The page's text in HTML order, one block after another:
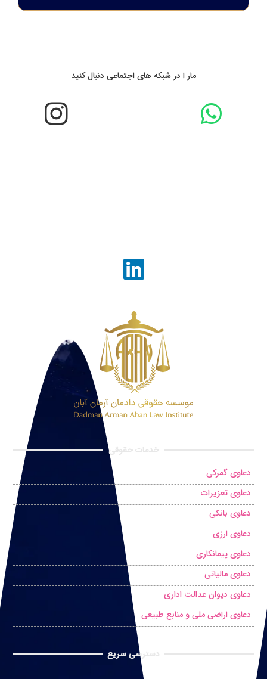
مار ا در شبکه های اجتماعی دنبال کنید
خدمات حقوقی
دعاوی گمرکی
دعاوی تعزیرات
دعاوی بانکی
دعاوی ارزی
دعاوی پیمانکاری
دعاوی مالیاتی
دعاوی دیوان عدالت اداری
دعاوی اراضی ملی و منابع طبیعی
دسترسی سریع